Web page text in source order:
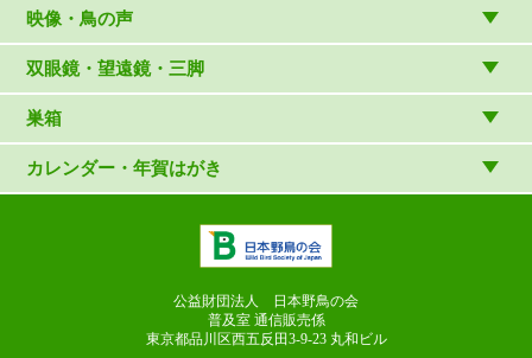
雑貨（村上康成）
マスコット・ブローチほか
図鑑
読み物
写真集・ガイドブック・絵本
日本野鳥の会連携団体の出版物
論文集（ストリクス）
映像・鳥の声
CD
DVD・ブルーレイ・ビデオ
鳴き声タッチペンなど
双眼鏡・望遠鏡・三脚
スターターセット
双眼鏡
巣箱
巣箱など
カレンダー・年賀はがき
公益財団法人 日本野鳥の会
普及室 通信販売係
東京都品川区西五反田3-9-23 丸和ビル